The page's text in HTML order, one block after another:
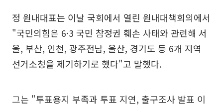
정 원내대표는 이날 국회에서 열린 원내대책회의에서
"국민의힘은 6·3 국민 참정권 훼손 사태와 관련해 서
울, 부산, 인천, 광주전남, 울산, 경기도 등 6개 지역
선거소청을 제기하기로 했다"고 말했다.
그는 "투표용지 부족과 투표 지연, 출구조사 발표 이